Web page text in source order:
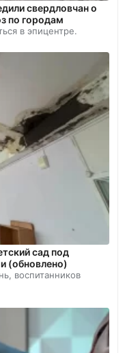
свердловчан о
по городам
в эпицентре.
сад под
(обновлено)
воспитанников